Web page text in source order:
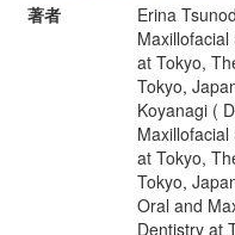
著者
Erina
at Tokyo,
Tokyo,
Koyanagi (
at Tokyo,
Tokyo,
Oral and
Dentistry at